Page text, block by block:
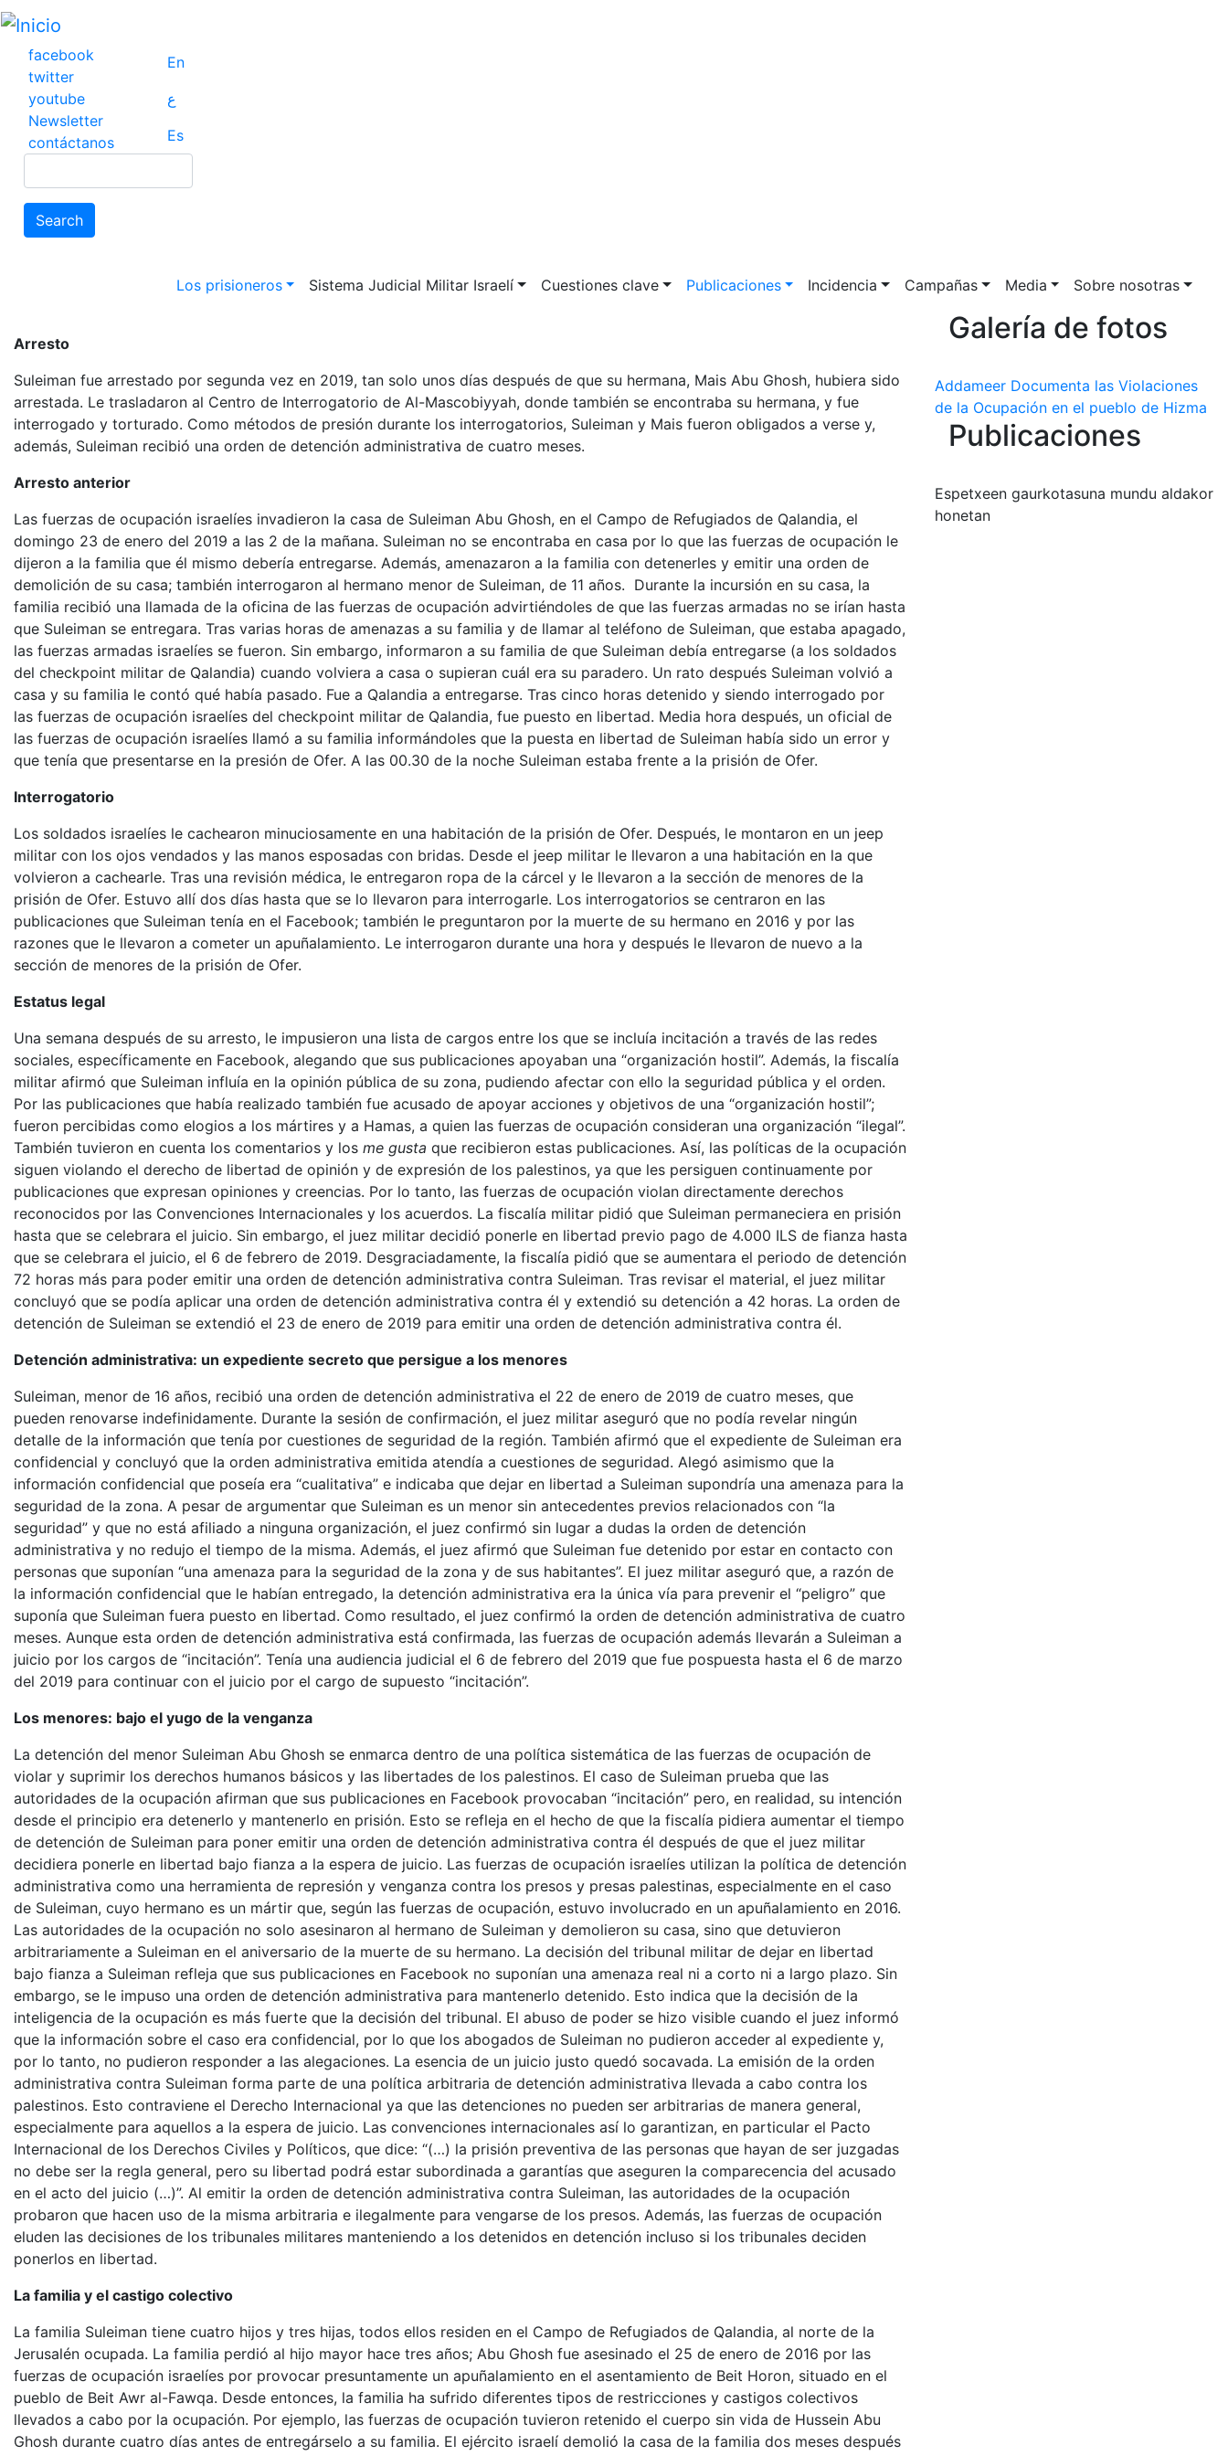
Pasar
contenido
principal
facebook
twitter
youtube
Newsletter
contáctanos
En
ع
Es
Search
Main navigation
Los prisioneros Sistema Judicial Militar Israelí Cuestiones clave Publicaciones Incidencia Campañas Media Sobre nosotras
Arresto
Suleiman fue arrestado por segunda vez en 2019, tan solo unos días después de que su hermana, Mais Abu Ghosh, hubiera sido
arrestada. Le trasladaron al Centro de Interrogatorio de Al-Mascobiyyah, donde también se encontraba su hermana, y fue
interrogado y torturado. Como métodos de presión durante los interrogatorios, Suleiman y Mais fueron obligados a verse y,
además, Suleiman recibió una orden de detención administrativa de cuatro meses.
Arresto anterior
Las fuerzas de ocupación israelíes invadieron la casa de Suleiman Abu Ghosh, en el Campo de Refugiados de Qalandia, el
domingo 23 de enero del 2019 a las 2 de la mañana. Suleiman no se encontraba en casa por lo que las fuerzas de ocupación le
dijeron a la familia que él mismo debería entregarse. Además, amenazaron a la familia con detenerles y emitir una orden de
demolición de su casa; también interrogaron al hermano menor de Suleiman, de 11 años. Durante la incursión en su casa, la
familia recibió una llamada de la oficina de las fuerzas de ocupación advirtiéndoles de que las fuerzas armadas no se irían hasta
que Suleiman se entregara. Tras varias horas de amenazas a su familia y de llamar al teléfono de Suleiman, que estaba apagado,
las fuerzas armadas israelíes se fueron. Sin embargo, informaron a su familia de que Suleiman debía entregarse (a los soldados
del checkpoint militar de Qalandia) cuando volviera a casa o supieran cuál era su paradero. Un rato después Suleiman volvió a
casa y su familia le contó qué había pasado. Fue a Qalandia a entregarse. Tras cinco horas detenido y siendo interrogado por
las fuerzas de ocupación israelíes del checkpoint militar de Qalandia, fue puesto en libertad. Media hora después, un oficial de
las fuerzas de ocupación israelíes llamó a su familia informándoles que la puesta en libertad de Suleiman había sido un error y
que tenía que presentarse en la presión de Ofer. A las 00.30 de la noche Suleiman estaba frente a la prisión de Ofer.
Interrogatorio
Los soldados israelíes le cachearon minuciosamente en una habitación de la prisión de Ofer. Después, le montaron en un jeep
militar con los ojos vendados y las manos esposadas con bridas. Desde el jeep militar le llevaron a una habitación en la que
volvieron a cachearle. Tras una revisión médica, le entregaron ropa de la cárcel y le llevaron a la sección de menores de la
prisión de Ofer. Estuvo allí dos días hasta que se lo llevaron para interrogarle. Los interrogatorios se centraron en las
publicaciones que Suleiman tenía en el Facebook; también le preguntaron por la muerte de su hermano en 2016 y por las
razones que le llevaron a cometer un apuñalamiento. Le interrogaron durante una hora y después le llevaron de nuevo a la
sección de menores de la prisión de Ofer.
Estatus legal
Una semana después de su arresto, le impusieron una lista de cargos entre los que se incluía incitación a través de las redes
sociales, específicamente en Facebook, alegando que sus publicaciones apoyaban una “organización hostil”. Además, la fiscalía
militar afirmó que Suleiman influía en la opinión pública de su zona, pudiendo afectar con ello la seguridad pública y el orden.
Por las publicaciones que había realizado también fue acusado de apoyar acciones y objetivos de una “organización hostil”;
fueron percibidas como elogios a los mártires y a Hamas, a quien las fuerzas de ocupación consideran una organización “ilegal”.
También tuvieron en cuenta los comentarios y los me gusta que recibieron estas publicaciones. Así, las políticas de la ocupación
siguen violando el derecho de libertad de opinión y de expresión de los palestinos, ya que les persiguen continuamente por
publicaciones que expresan opiniones y creencias. Por lo tanto, las fuerzas de ocupación violan directamente derechos
reconocidos por las Convenciones Internacionales y los acuerdos. La fiscalía militar pidió que Suleiman permaneciera en prisión
hasta que se celebrara el juicio. Sin embargo, el juez militar decidió ponerle en libertad previo pago de 4.000 ILS de fianza hasta
que se celebrara el juicio, el 6 de febrero de 2019. Desgraciadamente, la fiscalía pidió que se aumentara el periodo de detención
72 horas más para poder emitir una orden de detención administrativa contra Suleiman. Tras revisar el material, el juez militar
concluyó que se podía aplicar una orden de detención administrativa contra él y extendió su detención a 42 horas. La orden de
detención de Suleiman se extendió el 23 de enero de 2019 para emitir una orden de detención administrativa contra él.
Detención administrativa: un expediente secreto que persigue a los menores
Suleiman, menor de 16 años, recibió una orden de detención administrativa el 22 de enero de 2019 de cuatro meses, que
pueden renovarse indefinidamente. Durante la sesión de confirmación, el juez militar aseguró que no podía revelar ningún
detalle de la información que tenía por cuestiones de seguridad de la región. También afirmó que el expediente de Suleiman era
confidencial y concluyó que la orden administrativa emitida atendía a cuestiones de seguridad. Alegó asimismo que la
información confidencial que poseía era “cualitativa” e indicaba que dejar en libertad a Suleiman supondría una amenaza para la
seguridad de la zona. A pesar de argumentar que Suleiman es un menor sin antecedentes previos relacionados con “la
seguridad” y que no está afiliado a ninguna organización, el juez confirmó sin lugar a dudas la orden de detención
administrativa y no redujo el tiempo de la misma. Además, el juez afirmó que Suleiman fue detenido por estar en contacto con
personas que suponían “una amenaza para la seguridad de la zona y de sus habitantes”. El juez militar aseguró que, a razón de
la información confidencial que le habían entregado, la detención administrativa era la única vía para prevenir el “peligro” que
suponía que Suleiman fuera puesto en libertad. Como resultado, el juez confirmó la orden de detención administrativa de cuatro
meses. Aunque esta orden de detención administrativa está confirmada, las fuerzas de ocupación además llevarán a Suleiman a
juicio por los cargos de “incitación”. Tenía una audiencia judicial el 6 de febrero del 2019 que fue pospuesta hasta el 6 de marzo
del 2019 para continuar con el juicio por el cargo de supuesto “incitación”.
Los menores: bajo el yugo de la venganza
La detención del menor Suleiman Abu Ghosh se enmarca dentro de una política sistemática de las fuerzas de ocupación de
violar y suprimir los derechos humanos básicos y las libertades de los palestinos. El caso de Suleiman prueba que las
autoridades de la ocupación afirman que sus publicaciones en Facebook provocaban “incitación” pero, en realidad, su intención
desde el principio era detenerlo y mantenerlo en prisión. Esto se refleja en el hecho de que la fiscalía pidiera aumentar el tiempo
de detención de Suleiman para poner emitir una orden de detención administrativa contra él después de que el juez militar
decidiera ponerle en libertad bajo fianza a la espera de juicio. Las fuerzas de ocupación israelíes utilizan la política de detención
administrativa como una herramienta de represión y venganza contra los presos y presas palestinas, especialmente en el caso
de Suleiman, cuyo hermano es un mártir que, según las fuerzas de ocupación, estuvo involucrado en un apuñalamiento en 2016.
Las autoridades de la ocupación no solo asesinaron al hermano de Suleiman y demolieron su casa, sino que detuvieron
arbitrariamente a Suleiman en el aniversario de la muerte de su hermano. La decisión del tribunal militar de dejar en libertad
bajo fianza a Suleiman refleja que sus publicaciones en Facebook no suponían una amenaza real ni a corto ni a largo plazo. Sin
embargo, se le impuso una orden de detención administrativa para mantenerlo detenido. Esto indica que la decisión de la
inteligencia de la ocupación es más fuerte que la decisión del tribunal. El abuso de poder se hizo visible cuando el juez informó
que la información sobre el caso era confidencial, por lo que los abogados de Suleiman no pudieron acceder al expediente y,
por lo tanto, no pudieron responder a las alegaciones. La esencia de un juicio justo quedó socavada. La emisión de la orden
administrativa contra Suleiman forma parte de una política arbitraria de detención administrativa llevada a cabo contra los
palestinos. Esto contraviene el Derecho Internacional ya que las detenciones no pueden ser arbitrarias de manera general,
especialmente para aquellos a la espera de juicio. Las convenciones internacionales así lo garantizan, en particular el Pacto
Internacional de los Derechos Civiles y Políticos, que dice: “(…) la prisión preventiva de las personas que hayan de ser juzgadas
no debe ser la regla general, pero su libertad podrá estar subordinada a garantías que aseguren la comparecencia del acusado
en el acto del juicio (…)”. Al emitir la orden de detención administrativa contra Suleiman, las autoridades de la ocupación
probaron que hacen uso de la misma arbitraria e ilegalmente para vengarse de los presos. Además, las fuerzas de ocupación
eluden las decisiones de los tribunales militares manteniendo a los detenidos en detención incluso si los tribunales deciden
ponerlos en libertad.
La familia y el castigo colectivo
La familia Suleiman tiene cuatro hijos y tres hijas, todos ellos residen en el Campo de Refugiados de Qalandia, al norte de la
Jerusalén ocupada. La familia perdió al hijo mayor hace tres años; Abu Ghosh fue asesinado el 25 de enero de 2016 por las
fuerzas de ocupación israelíes por provocar presuntamente un apuñalamiento en el asentamiento de Beit Horon, situado en el
pueblo de Beit Awr al-Fawqa. Desde entonces, la familia ha sufrido diferentes tipos de restricciones y castigos colectivos
llevados a cabo por la ocupación. Por ejemplo, las fuerzas de ocupación tuvieron retenido el cuerpo sin vida de Hussein Abu
Ghosh durante cuatro días antes de entregárselo a su familia. El ejército israelí demolió la casa de la familia dos meses después
Galería de fotos
Addameer Documenta las Violaciones
de la Ocupación en el pueblo de Hizma
Publicaciones
Espetxeen gaurkotasuna mundu aldakor
honetan